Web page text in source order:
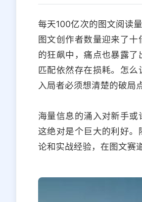
每天100亿次的图文阅读
图文创作者数量迎来了
的狂飙中，痛点也暴露
匹配依然存在损耗。怎
入局者必须想清楚的破局
海量信息的涌入对新手或
这绝对是个巨大的利好
论和实战经验，在图文赛